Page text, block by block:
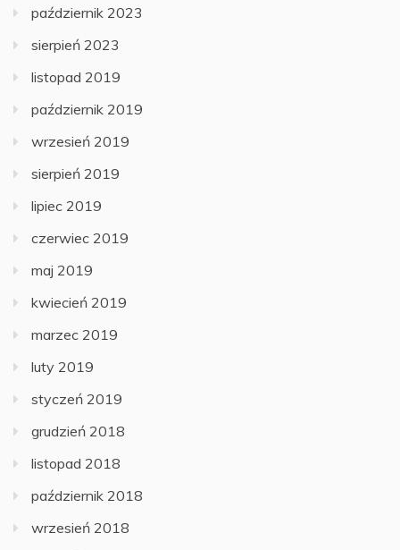
październik 2023
sierpień 2023
listopad 2019
październik 2019
wrzesień 2019
sierpień 2019
lipiec 2019
czerwiec 2019
maj 2019
kwiecień 2019
marzec 2019
luty 2019
styczeń 2019
grudzień 2018
listopad 2018
październik 2018
wrzesień 2018